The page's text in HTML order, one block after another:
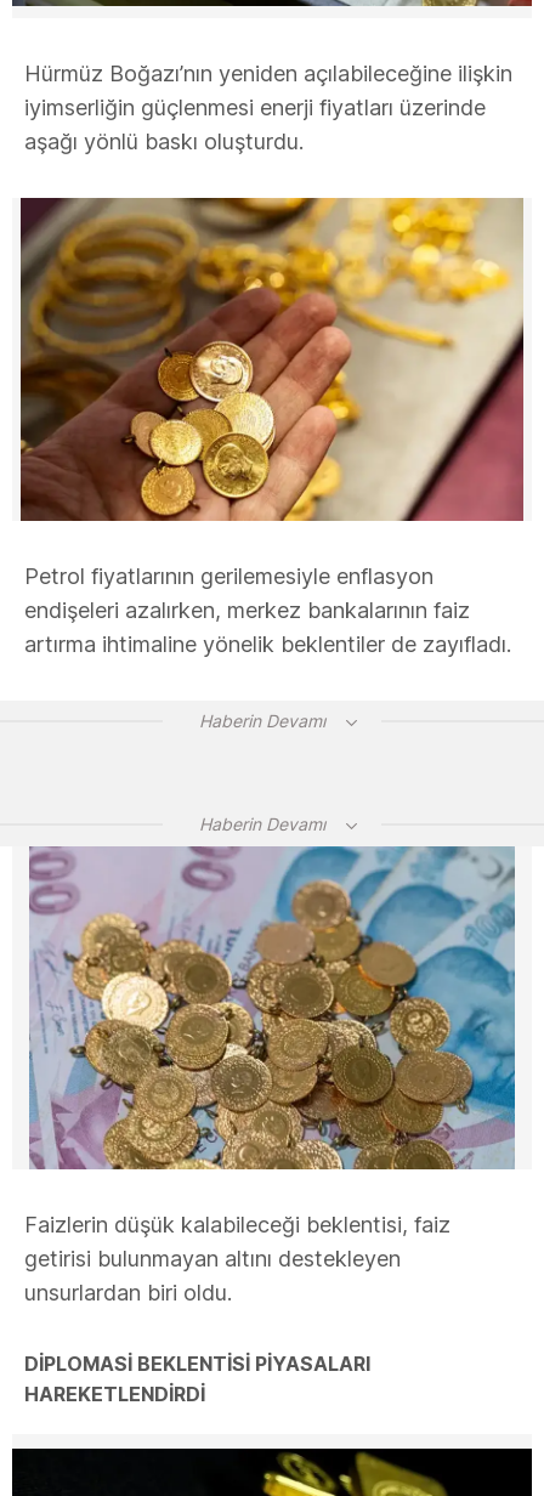
Hürmüz Boğazı’nın yeniden açılabileceğine ilişkin
iyimserliğin güçlenmesi enerji fiyatları üzerinde
aşağı yönlü baskı oluşturdu.
Petrol fiyatlarının gerilemesiyle enflasyon
endişeleri azalırken, merkez bankalarının faiz
artırma ihtimaline yönelik beklentiler de zayıfladı.
Haberin Devamı
Haberin Devamı
Faizlerin düşük kalabileceği beklentisi, faiz
getirisi bulunmayan altını destekleyen
unsurlardan biri oldu.
DİPLOMASİ BEKLENTİSİ PİYASALARI
HAREKETLENDİRDİ